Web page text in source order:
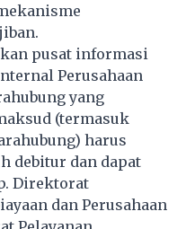
pusat informasi
Perusahaan
yang
(termasuk
harus
debitur dan dapat
Direktorat
dan Perusahaan